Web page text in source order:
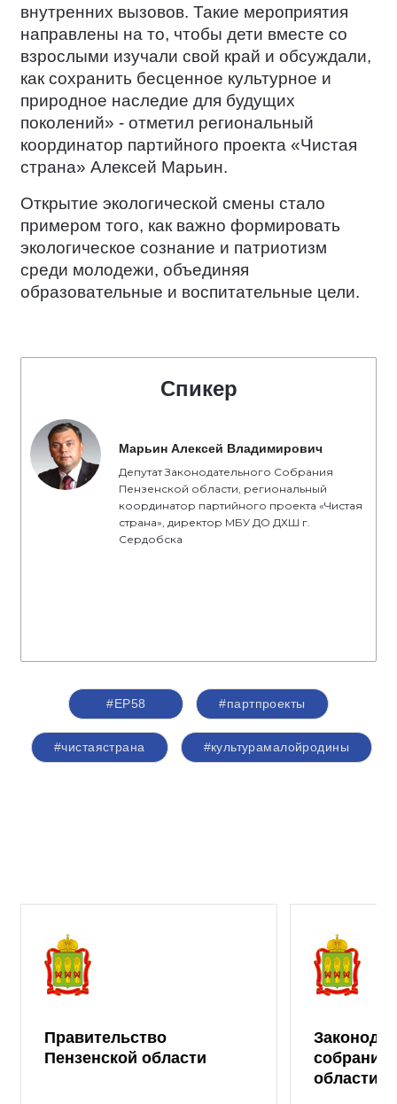
внутренних вызовов. Такие мероприятия
направлены на то, чтобы дети вместе со
взрослыми изучали свой край и обсуждали,
как сохранить бесценное культурное и
природное наследие для будущих
поколений» - отметил региональный
координатор партийного проекта «Чистая
страна» Алексей Марьин.
Открытие экологической смены стало
примером того, как важно формировать
экологическое сознание и патриотизм
среди молодежи, объединяя
образовательные и воспитательные цели.
Спикер
Марьин Алексей Владимирович
Депутат Законодательного Собрания
Пензенской области, региональный
координатор партийного проекта «Чистая
страна», директор МБУ ДО ДХШ г.
Сердобска
#ЕР58 #партпроекты
#чистаястрана #культурамалойродины
Правительство
Пензенской области
собрание
области